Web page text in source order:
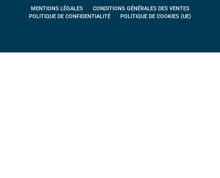
MENTIONS LÉGALES
CONDITIONS GÉNÉRALES DES VENTES
POLITIQUE DE CONFIDENTIALITÉ
POLITIQUE DE COOKIES (UE)